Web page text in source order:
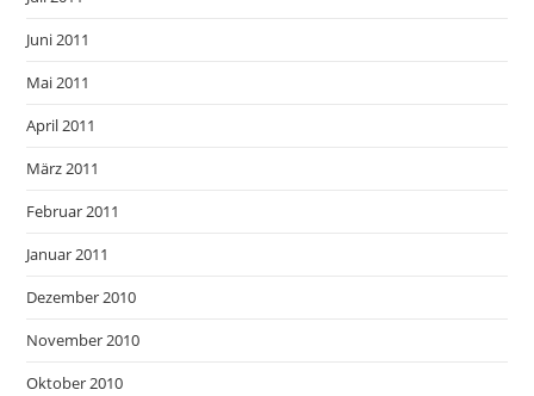
Juni 2011
Mai 2011
April 2011
März 2011
Februar 2011
Januar 2011
Dezember 2010
November 2010
Oktober 2010